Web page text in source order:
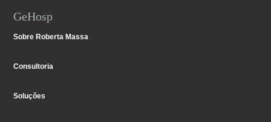
GeHosp
Sobre Roberta Massa
Consultoria
Soluções